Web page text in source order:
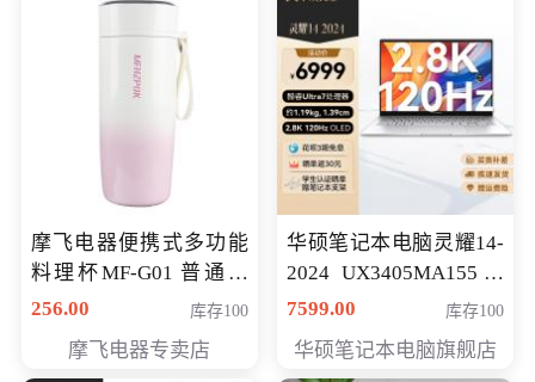
摩飞电器便携式多功能
料理杯MF-G01 普通会
员专享价格118元
256.00 库存100
摩飞电器专卖店
华硕笔记本电脑灵耀14-
2024 UX3405MA155冰
川银 oled 智慧轻薄本 会
7599.00 库存100
华硕笔记本电脑旗舰店